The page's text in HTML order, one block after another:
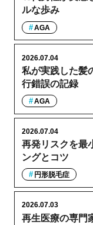
ルな歩み
AGA
私が実践した髪
行錯誤の記録
2026.07.04
AGA
再発リスクを最
ングとコツ
2026.07.04
円形脱毛症
再生医療の専門
2026.07.03